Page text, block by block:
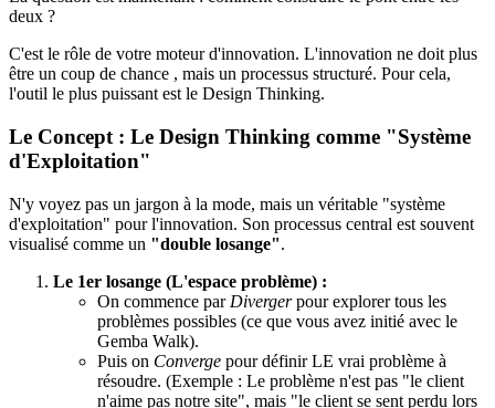
deux ?
C'est le rôle de votre moteur d'innovation. L'innovation ne doit plus
être un coup de chance , mais un processus structuré. Pour cela,
l'outil le plus puissant est le Design Thinking.
Le Concept : Le Design Thinking comme "Système
d'Exploitation"
N'y voyez pas un jargon à la mode, mais un véritable "système
d'exploitation" pour l'innovation. Son processus central est souvent
visualisé comme un "double losange".
Le 1er losange (L'espace problème) :
On commence par Divergerpour explorer tous les
problèmes possibles (ce que vous avez initié avec le
Gemba Walk).
Puis on Converge pour définir LE vrai problème à
résoudre. (Exemple : Le problème n'est pas "le client
n'aime pas notre site", mais "le client se sent perdu lors